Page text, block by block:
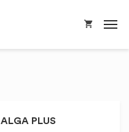
ALGA PLUS